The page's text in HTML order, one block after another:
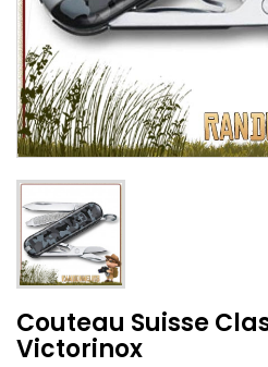
Couteau Suisse
Victorinox